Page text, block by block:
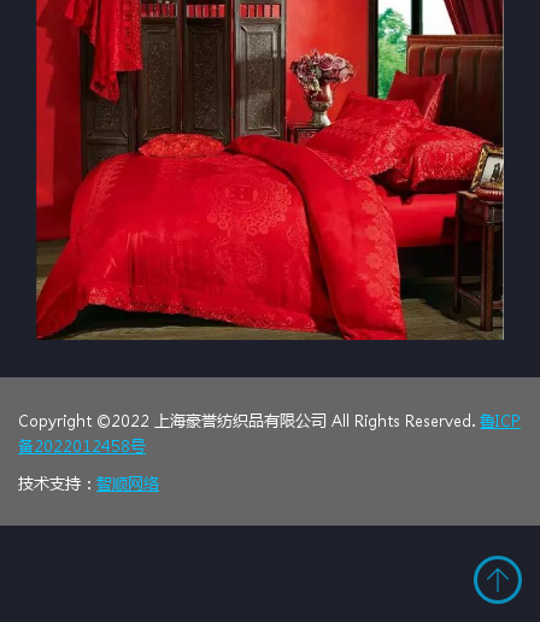
Copyright ©2022 上海豪誉纺织品有限公司 All Rights Reserved. 鲁ICP
备2022012458号
技术支持： 智顺网络